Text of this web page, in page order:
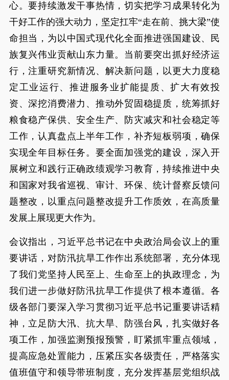
心。要持续激发干事热情，切实把学习成果转化为
干好工作的强大动力，坚定扛牢“走在前、挑大梁”使
命担当，为以中国式现代化全面推进强国建设、民
族复兴伟业贡献山东力量。当前要突出抓好经济运
行，注重研究新情况、解决新问题，以更大力度稳
定工业运行、推进服务业扩能提质、扩大有效投
资、深挖消费潜力、推动外贸固稳提质，统筹抓好
粮食稳产保供、安全生产、防灾减灾和社会稳定等
工作，认真盘点上半年工作，补齐短板弱项，确保
实现全年目标任务。要全面加强党的建设，深入开
展树立和践行正确政绩观学习教育，持续推进中央
和国家对我省巡视、审计、环保、统计督察反馈问
题整改，以重点问题整改提升工作质效，在高质量
发展上展现更大作为。
会议指出，习近平总书记在中央政治局会议上的重
要讲话，对防汛抗旱工作作出系统部署，充分体现
了我们党坚持人民至上、生命至上的执政理念，为
我们进一步做好防汛抗旱工作提供了根本遵循。各
级各部门要深入学习贯彻习近平总书记重要讲话精
神，立足防大汛、抗大旱、防强台风，扎实做好各
项工作，加强监测预报预警，盯紧抓牢重点领域，
提高应急处置能力，压紧压实各级责任，严格落实
值班值守和领导带班制度，充分发挥基层党组织战